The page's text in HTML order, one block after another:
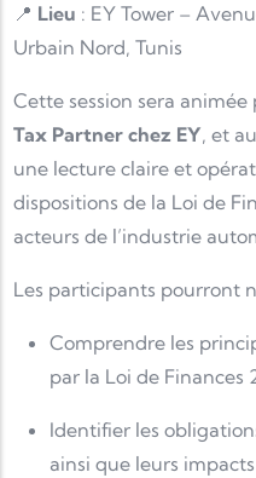
📍 Lieu : EY Tower –
Urbain Nord, Tunis
Cette session sera animée
Tax Partner chez EY, et
une lecture claire et
dispositions de la Loi de
acteurs de l’industrie
Les participants pourront
Comprendre les
par la Loi de Finances
Identifier les
ainsi que leurs